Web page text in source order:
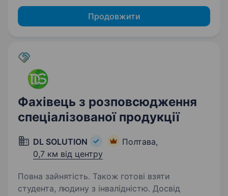
Продовжити
Фахівець з розповсюдження
спеціалізованої продукції
DL SOLUTION
Полтава,
0,7 км від центру
Повна зайнятість. Також готові взяти
студента, людину з інвалідністю. Досвід